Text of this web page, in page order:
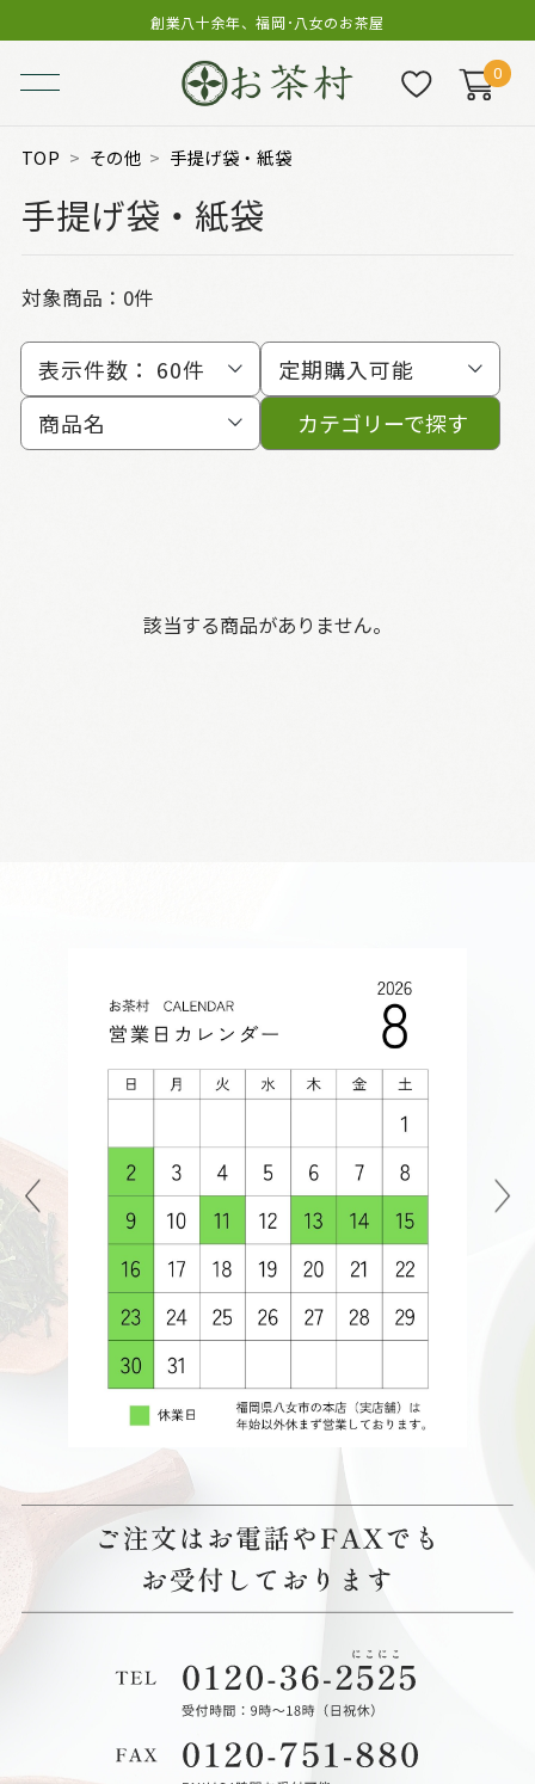
創業八十余年、福岡･八女のお茶屋
0
TOP その他 手提げ袋・紙袋
手提げ袋・紙袋
対象商品：0件
表示件数： 60件
定期購入可能
商品名
カテゴリーで探す
該当する商品がありません。